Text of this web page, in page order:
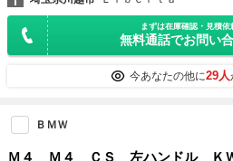
まずは在庫確認・見積依
無料通話でお問い
今あなたの他に29人
ＢＭＷ
Ｍ４ Ｍ４ ＣＳ 左ハンドル ＫＷ